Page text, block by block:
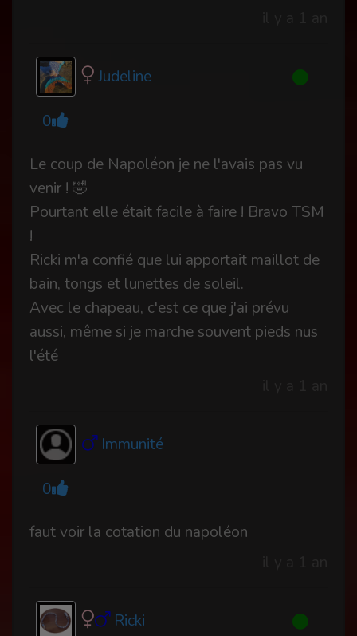
Judeline
0
Le coup de Napoléon je ne l'avais pas vu
venir ! 🤣
Pourtant elle était facile à faire ! Bravo TSM
!
Ricki m'a confié que lui apportait maillot de
bain, tongs et lunettes de soleil.
Avec le chapeau, c'est ce que j'ai prévu
aussi, même si je marche souvent pieds nus
l'été
Immunité
0
faut voir la cotation du napoléon
Ricki